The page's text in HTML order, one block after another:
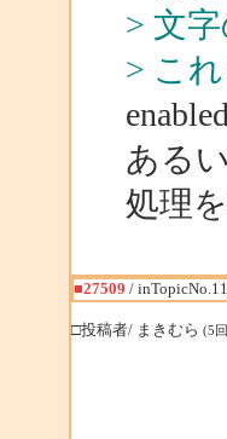
> 文
> こ
ある
処理
■27509 /
□投稿者/ まきむら (5